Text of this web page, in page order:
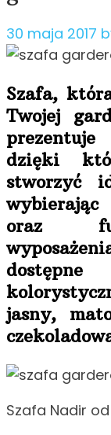
30 maja 2017
Szafa,
Twojej
dzięki
stworzyć
oraz
jasny,
Szafa Nadir